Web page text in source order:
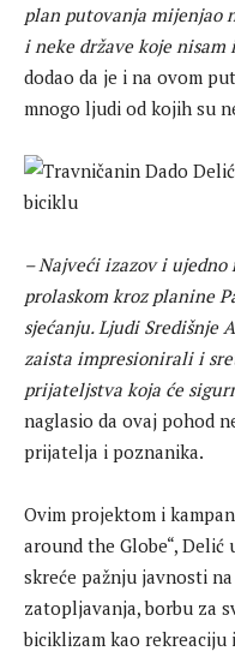
plan putovanja mijenjao
i neke države koje nisam
dodao da je i na ovom
mnogo ljudi od kojih su
– Najveći izazov i
prolaskom kroz planine
sjećanju. Ljudi Središnje
zaista impresionirali i
prijateljstva koja će
naglasio da ovaj pohod
prijatelja i poznanika.
Ovim projektom i
around the Globe“,
skreće pažnju javnosti
zatopljavanja, borbu za
biciklizam kao